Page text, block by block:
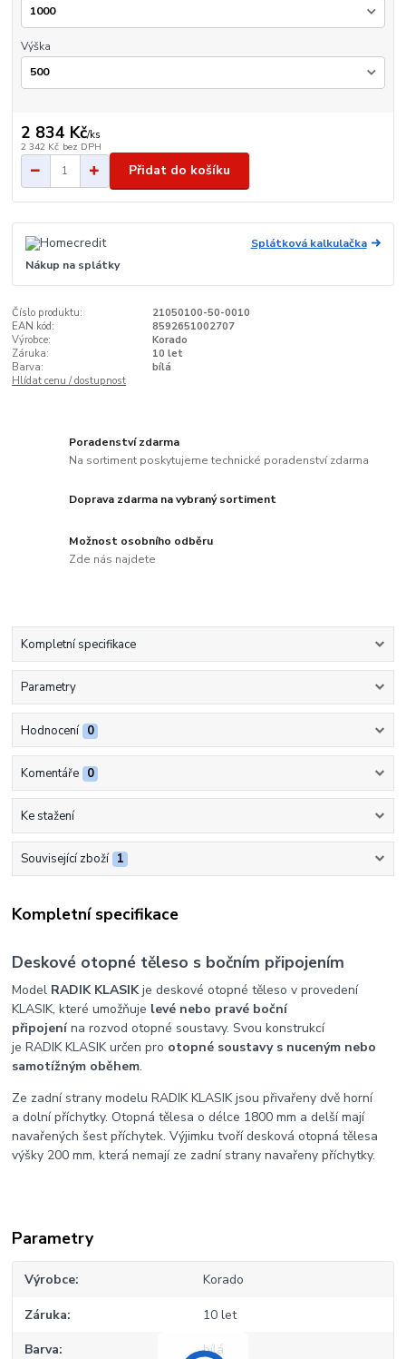
Výška
2 834 Kč/ks
2 342 Kč bez DPH
Přidat do košíku
Splátková kalkulačka
Nákup na splátky
Číslo produktu:
21050100-50-0010
EAN kód:
8592651002707
Výrobce:
Korado
Záruka:
10 let
Barva:
bílá
Hlídat cenu / dostupnost
Poradenství zdarma
Na sortiment poskytujeme technické poradenství zdarma
Doprava zdarma na vybraný sortiment
Možnost osobního odběru
Zde nás najdete
Kompletní specifikace
Parametry
Hodnocení 0
Komentáře 0
Ke stažení
Související zboží 1
Kompletní specifikace
Deskové otopné těleso s bočním připojením
Model RADIK KLASIKje deskové otopné těleso v provedení
KLASIK, které umožňuje levé nebo pravé boční
připojenína rozvod otopné soustavy. Svou konstrukcí
je RADIK KLASIK určen pro otopné soustavy s nuceným nebo
samotížným oběhem.
Ze zadní strany modelu RADIK KLASIK jsou přivařeny dvě horní
a dolní příchytky. Otopná tělesa o délce 1800 mm a delší mají
navařených šest příchytek. Výjimku tvoří desková otopná tělesa
výšky 200 mm, která nemají ze zadní strany navařeny příchytky.
Parametry
Výrobce Korado
Záruka 10 let
Barva bílá